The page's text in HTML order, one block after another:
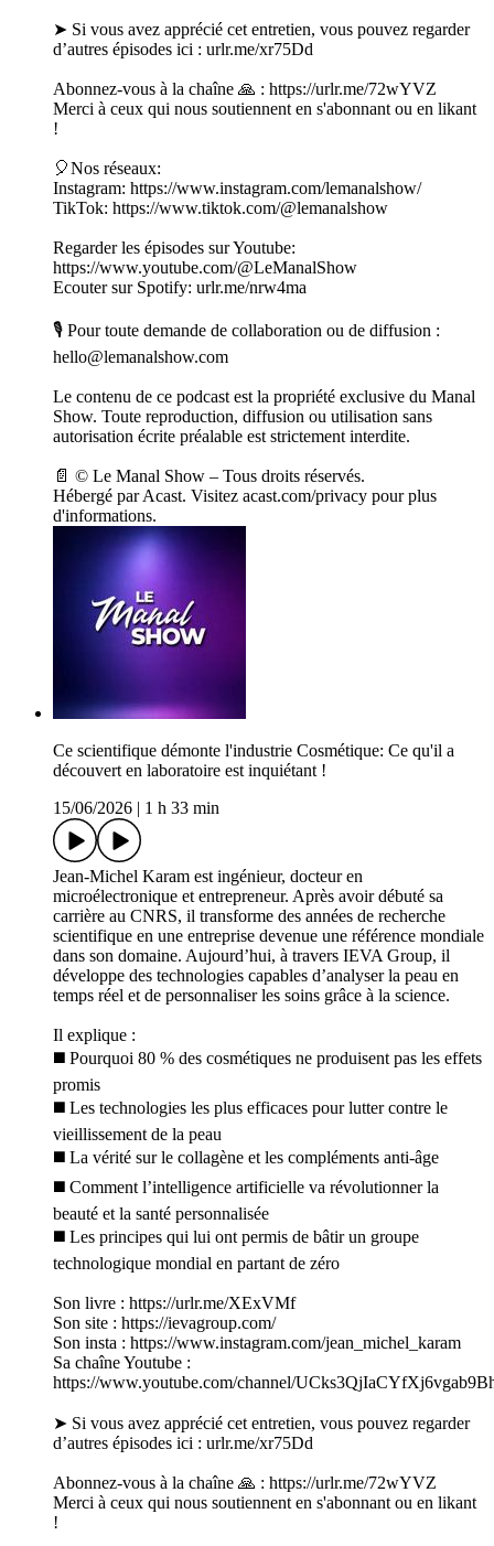
➤ Si vous avez apprécié cet entretien, vous pouvez regarder
d’autres épisodes ici : urlr.me/xr75Dd
Abonnez-vous à la chaîne 🙏 : https://urlr.me/72wYVZ
Merci à ceux qui nous soutiennent en s'abonnant ou en likant
!
🎈Nos réseaux:
Instagram: https://www.instagram.com/lemanalshow/
TikTok: https://www.tiktok.com/@lemanalshow
Regarder les épisodes sur Youtube:
https://www.youtube.com/@LeManalShow
Ecouter sur Spotify: urlr.me/nrw4ma
🎙 Pour toute demande de collaboration ou de diffusion :
hello@lemanalshow.com
Le contenu de ce podcast est la propriété exclusive du Manal
Show. Toute reproduction, diffusion ou utilisation sans
autorisation écrite préalable est strictement interdite.
📄 © Le Manal Show – Tous droits réservés.
Hébergé par Acast. Visitez acast.com/privacy pour plus
d'informations.
Ce scientifique démonte l'industrie Cosmétique: Ce qu'il a
découvert en laboratoire est inquiétant !
15/06/2026
1 h 33 min
Jean-Michel Karam est ingénieur, docteur en
microélectronique et entrepreneur. Après avoir débuté sa
carrière au CNRS, il transforme des années de recherche
scientifique en une entreprise devenue une référence mondiale
dans son domaine. Aujourd’hui, à travers IEVA Group, il
développe des technologies capables d’analyser la peau en
temps réel et de personnaliser les soins grâce à la science.
Il explique :
◼️ Pourquoi 80 % des cosmétiques ne produisent pas les effets
promis
◼️ Les technologies les plus efficaces pour lutter contre le
vieillissement de la peau
◼️ La vérité sur le collagène et les compléments anti-âge
◼️ Comment l’intelligence artificielle va révolutionner la
beauté et la santé personnalisée
◼️ Les principes qui lui ont permis de bâtir un groupe
technologique mondial en partant de zéro
Son livre : https://urlr.me/XExVMf
Son site : https://ievagroup.com/
Son insta : https://www.instagram.com/jean_michel_karam
Sa chaîne Youtube :
https://www.youtube.com/channel/
➤ Si vous avez apprécié cet entretien, vous pouvez regarder
d’autres épisodes ici : urlr.me/xr75Dd
Abonnez-vous à la chaîne 🙏 : https://urlr.me/72wYVZ
Merci à ceux qui nous soutiennent en s'abonnant ou en likant
!